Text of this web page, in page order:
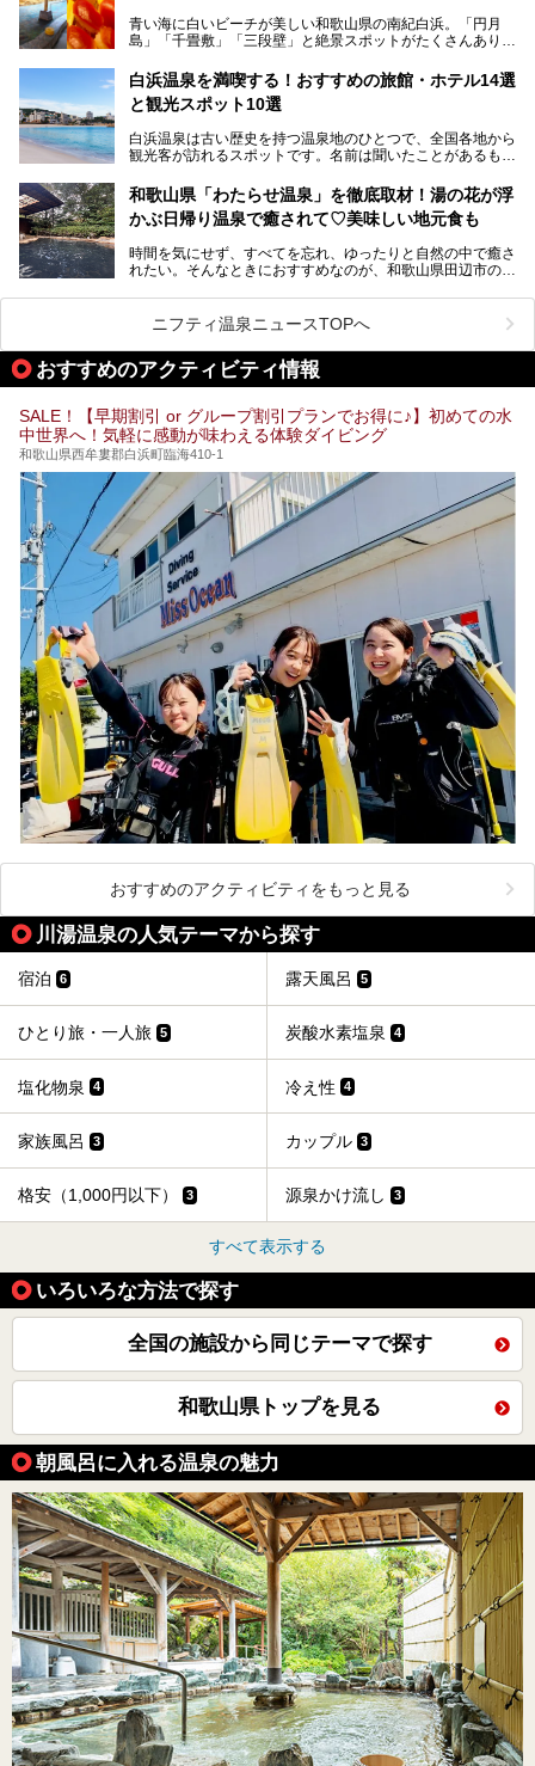
ンチに人気のお食事処メニューも紹介しちゃいます！
青い海に白いビーチが美しい和歌山県の南紀白浜。「円月
島」「千畳敷」「三段壁」と絶景スポットがたくさんありま
場する歴史の古さから日本三古湯の一つにも。
そんな「南紀白浜温泉」の「大江戸温泉物語Premium 白浜
グ」がスタートしました。温泉＆バイキング＆レジャースポ
ットとしてのこのホテルの魅力をたっぷり体験してきたので
───
提供元：大江戸温泉物語ホテルズ＆リゾーツ株式会社【P
この記事は大江戸温泉物語Premium 白浜彩朝楽のPR記事で
す。
白浜温泉を満喫する！おすすめの旅館・ホテル14選
と観光スポット10選
白浜温泉は古い歴史を持つ温泉地のひとつで、全国各地から
観光客が訪れるスポットです。名前は聞いたことがあるもの
か、実は知らない方も多いのではないでしょうか。
そこで今回は、白浜温泉ビギナー向けの基本情報をご紹介し
浜温泉を訪れるなら外せない観光スポットも合わせてご紹介
します。
和歌山県「わたらせ温泉」を徹底取材！湯の花が浮
かぶ日帰り温泉で癒されて♡美味しい地元食も
時間を気にせず、すべてを忘れ、ゆったりと自然の中で癒さ
れたい。そんなときにおすすめなのが、和歌山県田辺市の
の豊かな山々を眺めながら、どんどん期待が膨らみますよ。
「わたらせ温泉」では、温泉に入れるだけではなく、地元の
特産品を使った食事をいただける「露天食堂」でお腹も満た
すことができます。ぜひチェックしてくださいね。
ニフティ温泉ニュースTOPへ
おすすめのアクティビティ情報
SALE！【早期割引 or グループ割引プランでお得に♪】初めての水
中世界へ！気軽に感動が味わえる体験ダイビング
和歌山県西牟婁郡白浜町臨海410-1
おすすめのアクティビティをもっと見る
川湯温泉の人気テーマから探す
宿泊 6 露天風呂 5
ひとり旅・一人旅 5 炭酸水素塩泉 4
塩化物泉 4 冷え性 4
家族風呂 3 カップル 3
格安（1,000円以下） 3 源泉かけ流し 3
すべて表示する
いろいろな方法で探す
全国の施設から同じテーマで探す
和歌山県トップを見る
朝風呂に入れる温泉の魅力